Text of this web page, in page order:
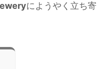
にようやく立ち